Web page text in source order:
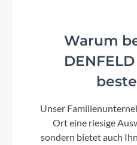
Tokee
Warum
Unser
Ort eine riesige
sondern bietet auch